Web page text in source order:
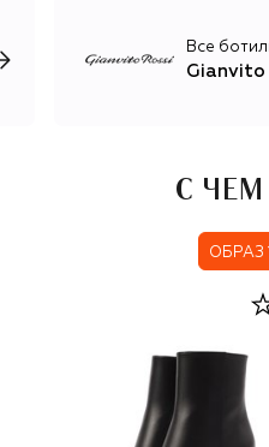
Все
Gianvito
С
ОБРАЗ 1